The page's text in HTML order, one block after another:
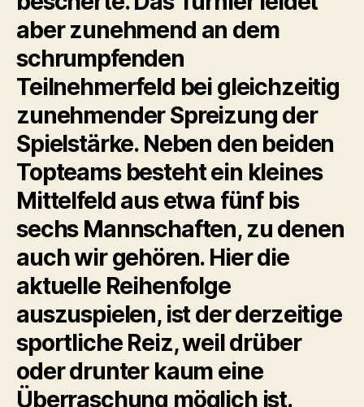
aber zunehmend an dem
schrumpfenden
Teilnehmerfeld bei gleichzeitig
zunehmender Spreizung der
Spielstärke. Neben den beiden
Topteams besteht ein kleines
Mittelfeld aus etwa fünf bis
sechs Mannschaften, zu denen
auch wir gehören. Hier die
aktuelle Reihenfolge
auszuspielen, ist der derzeitige
sportliche Reiz, weil drüber
oder drunter kaum eine
Überraschung möglich ist.